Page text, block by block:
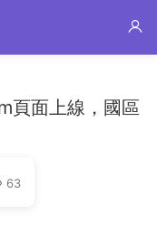
頁面上線，國區
63